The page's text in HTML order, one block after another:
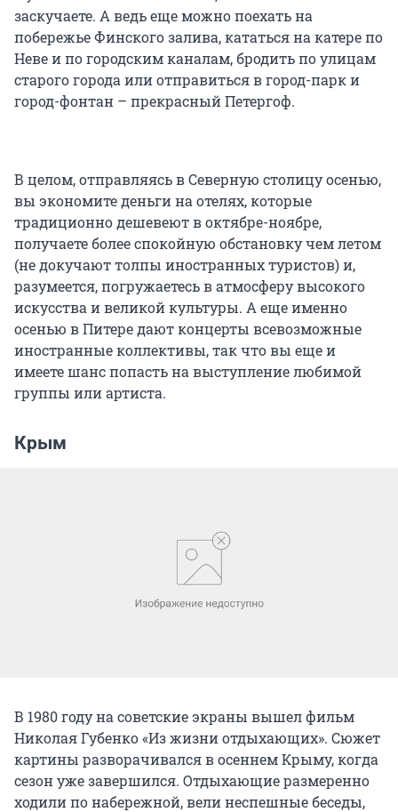
заскучаете. А ведь еще можно поехать на
побережье Финского залива, кататься на катере по
Неве и по городским каналам, бродить по улицам
старого города или отправиться в город-парк и
город-фонтан – прекрасный Петергоф.
В целом, отправляясь в Северную столицу осенью,
вы экономите деньги на отелях, которые
традиционно дешевеют в октябре-ноябре,
получаете более спокойную обстановку чем летом
(не докучают толпы иностранных туристов) и,
разумеется, погружаетесь в атмосферу высокого
искусства и великой культуры. А еще именно
осенью в Питере дают концерты всевозможные
иностранные коллективы, так что вы еще и
имеете шанс попасть на выступление любимой
группы или артиста.
Крым
В 1980 году на советские экраны вышел фильм
Николая Губенко «Из жизни отдыхающих». Сюжет
картины разворачивался в осеннем Крыму, когда
сезон уже завершился. Отдыхающие размеренно
ходили по набережной, вели неспешные беседы,